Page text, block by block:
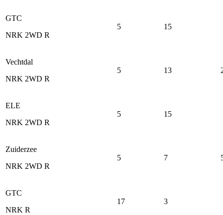
GTC
NRK 2WD R
5 15
Vechtdal
NRK 2WD R
5 13
ELE
NRK 2WD R
5 15
Zuiderzee
NRK 2WD R
5 7
GTC
NRK R
17 3